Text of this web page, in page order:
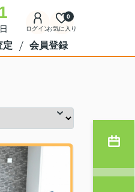
ログインお気に入り
0
定 会員登録